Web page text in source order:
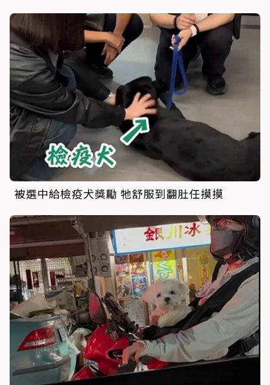
被選中給檢疫犬獎勵 牠舒服到翻肚任摸摸